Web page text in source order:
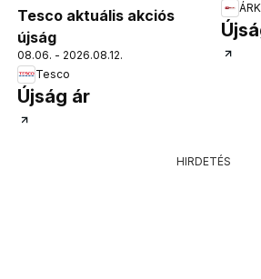
Tesco aktuális akciós
újság
08.06. - 2026.08.12.
Tesco
Újság ár
HIRDETÉS